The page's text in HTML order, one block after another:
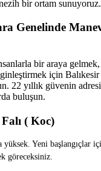
bir ortam sunuyoruz.
Genelinde
bir araya gelmek,
için
22 yıllık güvenin
buluşun.
( Koc)
Yeni başlangıçlar
göreceksiniz.